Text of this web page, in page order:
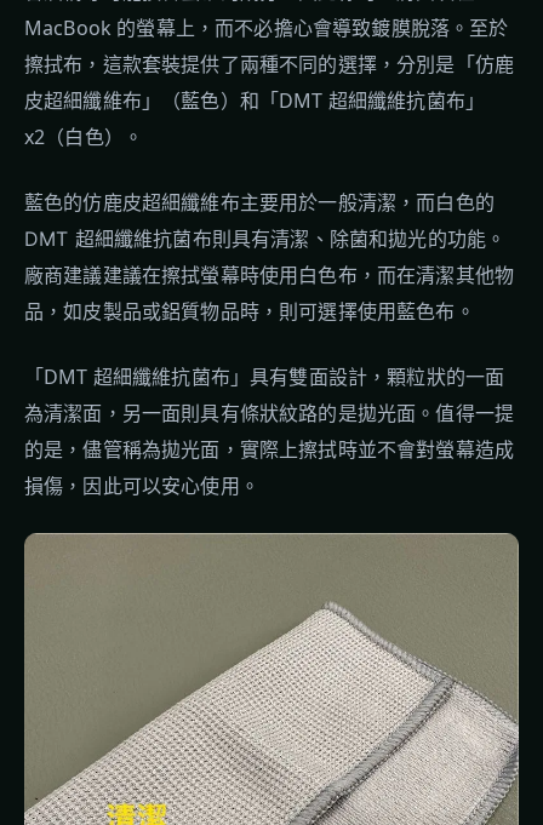
MacBook 的螢幕上，而不必擔心會導致鍍膜脫落。至於
擦拭布，這款套裝提供了兩種不同的選擇，分別是「仿鹿
皮超細纖維布」（藍色）和「DMT 超細纖維抗菌布」
x2（白色）。
藍色的仿鹿皮超細纖維布主要用於一般清潔，而白色的
DMT 超細纖維抗菌布則具有清潔、除菌和拋光的功能。
廠商建議建議在擦拭螢幕時使用白色布，而在清潔其他物
品，如皮製品或鋁質物品時，則可選擇使用藍色布。
「DMT 超細纖維抗菌布」具有雙面設計，顆粒狀的一面
為清潔面，另一面則具有條狀紋路的是拋光面。值得一提
的是，儘管稱為拋光面，實際上擦拭時並不會對螢幕造成
損傷，因此可以安心使用。